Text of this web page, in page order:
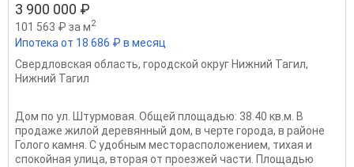
3 900 000 ₽
101 563 ₽ за м2
Ипотека от 18 686 ₽ в месяц
Свердловская область, городской округ Нижний Тагил,
Нижний Тагил
Дом по ул. Штурмовая. Общей площадью: 38.40 кв.м. В
продаже жилой деревянный дом, в черте города, в районе
Голого камня. С удобным месторасположением, тихая и
спокойная улица, вторая от проезжей части. Площадью